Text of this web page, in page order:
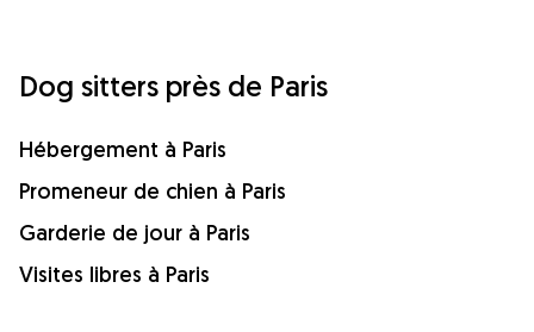
Dog sitters près de Paris
Hébergement à Paris
Promeneur de chien à Paris
Garderie de jour à Paris
Visites libres à Paris